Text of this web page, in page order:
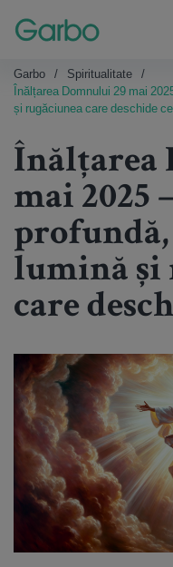
Garbo
Spiritualitate
Înălțarea Domnului 29 mai
și rugăciunea care deschide
Înălțarea
mai 2025
lumină și
care